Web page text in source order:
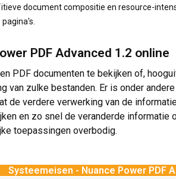
document compositie en resource-
PDF Advanced 1.2 online
PDF documenten te bekijken of,
zulke bestanden. Er is onder
de verdere verwerking van de
en zo snel de veranderde informatie
toepassingen overbodig.
Systeemeisen - Nuance Power PDF